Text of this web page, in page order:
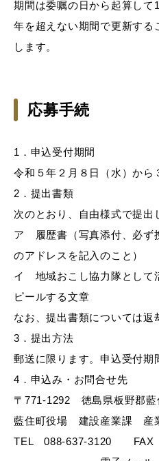
期間は委嘱の日から起算して
年を超えない期間で更新する
します。
応募手続
1．申込受付期間
令和５年２月８日（水）から
2．提出書類
次のとおり、自由様式で提出
ア 履歴書（写真添付、必ず
のアドレスを記入のこと）
イ 地域おこし協力隊として
ピールする文章
なお、提出書類については返
3．提出方法
郵送に限ります。申込受付期
4．申込み・お問合せ先
〒771-1292 徳島県板野郡藍
藍住町役場 建設産業課 産
TEL 088-637-3120 FAX